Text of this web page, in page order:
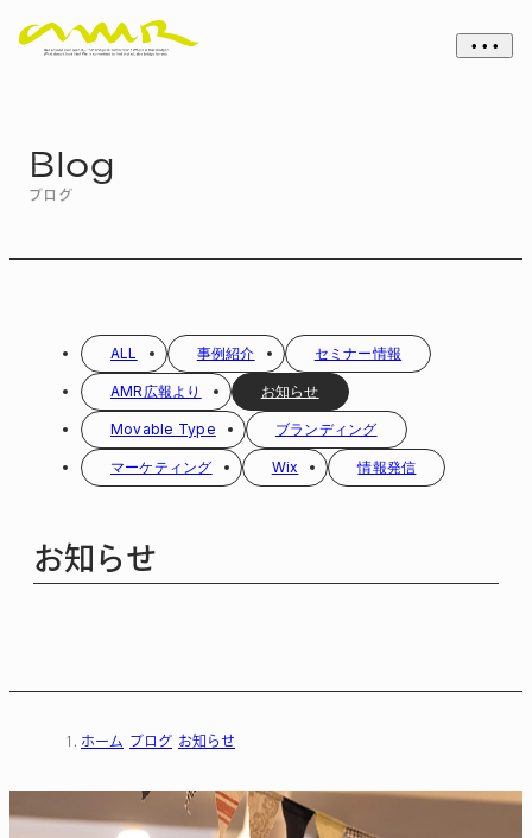
• • •
Blog
ブログ
ALL 事例紹介 セミナー情報
AMR広報より お知らせ
Movable Type ブランディング
マーケティング Wix 情報発信
お知らせ
ホーム ブログ お知らせ